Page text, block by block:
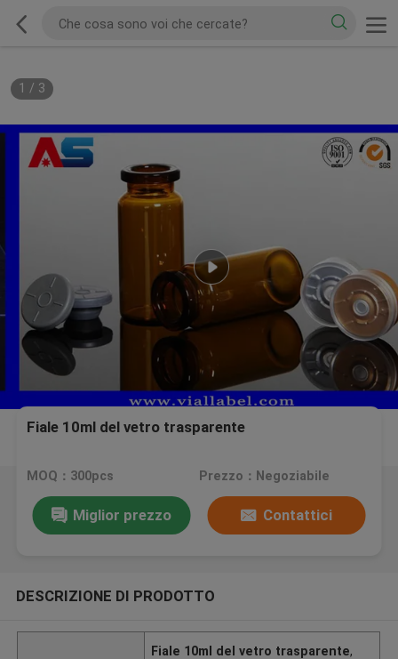
1 / 3
Fiale 10ml del vetro trasparente
MOQ：300pcs Prezzo：Negoziabile
Miglior prezzo Contattici
DESCRIZIONE DI PRODOTTO
Fiale 10ml del vetro trasparente,